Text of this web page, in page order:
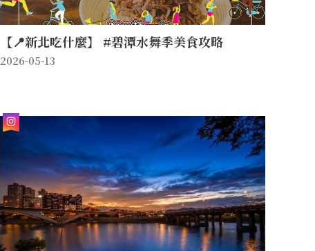
【📍新北吃什麼】 #碧潭水舞季美食攻略
2026-05-13